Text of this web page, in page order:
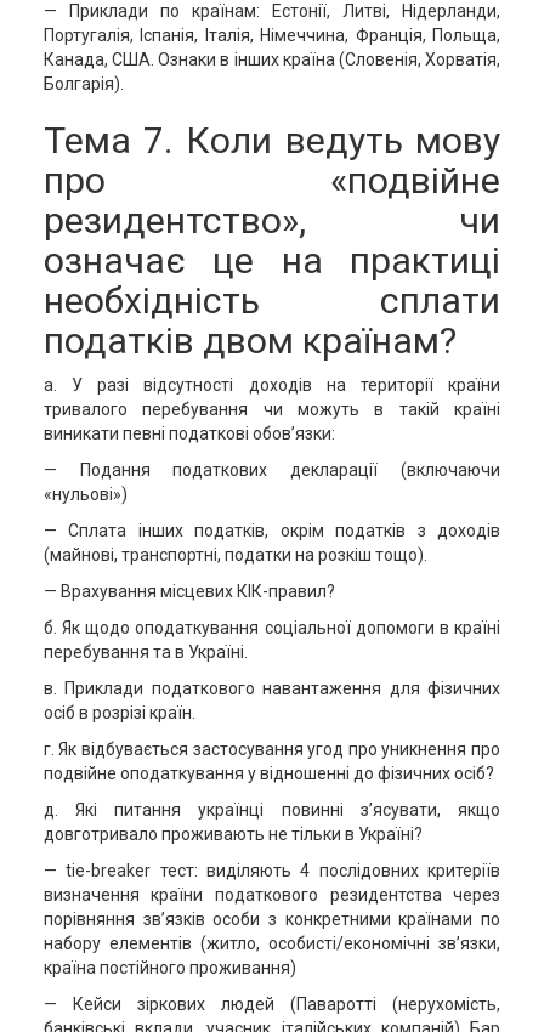
— Приклади по країнам: Естонії, Литві, Нідерланди,
Португалія, Іспанія, Італія, Німеччина, Франція, Польща,
Канада, США. Ознаки в інших країна (Словенія, Хорватія,
Болгарія).
Тема 7. Коли ведуть мову
про «подвійне
резидентство», чи
означає це на практиці
необхідність сплати
податків двом країнам?
а. У разі відсутності доходів на території країни
тривалого перебування чи можуть в такій країні
виникати певні податкові обов’язки:
— Подання податкових декларації (включаючи
«нульові»)
— Сплата інших податків, окрім податків з доходів
(майнові, транспортні, податки на розкіш тощо).
— Врахування місцевих КІК-правил?
б. Як щодо оподаткування соціальної допомоги в країні
перебування та в Україні.
в. Приклади податкового навантаження для фізичних
осіб в розрізі країн.
г. Як відбувається застосування угод про уникнення про
подвійне оподаткування у відношенні до фізичних осіб?
д. Які питання українці повинні з’ясувати, якщо
довготривало проживають не тільки в Україні?
— tie-breaker тест: виділяють 4 послідовних критеріїв
визначення країни податкового резидентства через
порівняння зв’язків особи з конкретними країнами по
набору елементів (житло, особисті/економічні зв’язки,
країна постійного проживання)
— Кейси зіркових людей (Паваротті (нерухомість,